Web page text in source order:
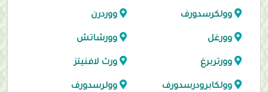
وولكرسدورف ووردرن
وورغل وورشاتش
وورتربرغ ورث لافنيتز
وولكابرودرسدورف وولرسدورف